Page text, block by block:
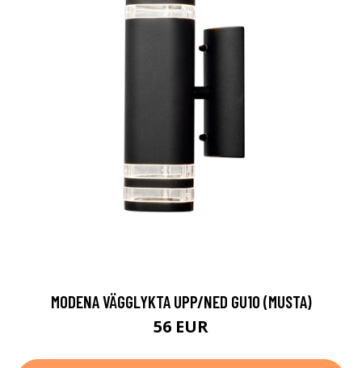
MODENA VÄGGLYKTA UPP/NED GU10 (MUSTA)
56 EUR